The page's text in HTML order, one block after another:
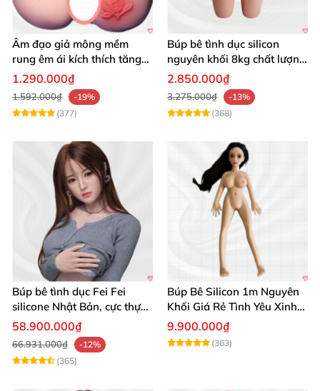
Âm đạo giả mông mềm
rung êm ái kích thích tăng
khoái cảm
1.290.000₫
1.592.000₫
-19%
(377)
Búp bê tình dục silicon
nguyên khối 8kg chất lượng
cao hấp dẫn
2.850.000₫
3.275.000₫
-13%
(368)
Búp bê tình dục Fei Fei
silicone Nhật Bản, cực thực,
giá tốt
58.900.000₫
66.931.000₫
-12%
(365)
Búp Bê Silicon 1m Nguyên
Khối Giá Rẻ Tình Yêu Xinh
Đẹp
9.900.000₫
(363)